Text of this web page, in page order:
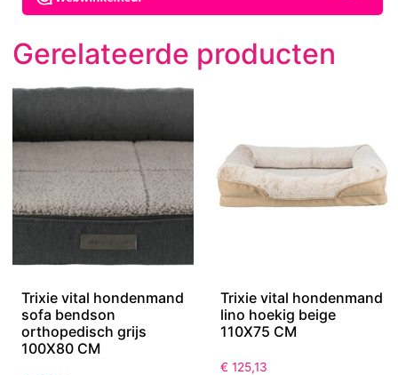
Gerelateerde producten
Trixie vital hondenmand
sofa bendson
orthopedisch grijs
100X80 CM
Trixie vital hondenmand
lino hoekig beige
110X75 CM
€ 125,13